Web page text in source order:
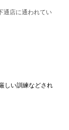
通店に通われてい
しい訓練などされ